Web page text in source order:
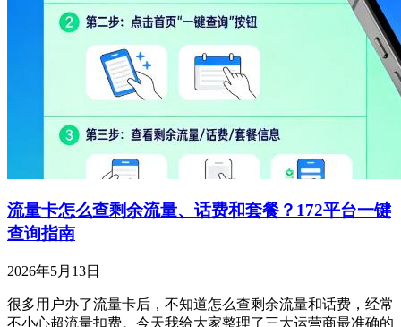
流量卡怎么查剩余流量、话费和套餐？172平台一键
查询指南
2026年5月13日
很多用户办了流量卡后，不知道怎么查剩余流量和话费，经常
不小心超流量扣费。今天我给大家整理了三大运营商最准确的